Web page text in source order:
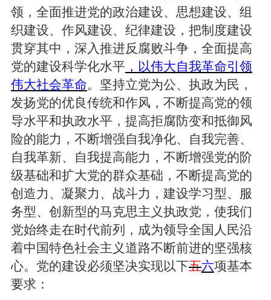
领，全面推进党的政治建设、思想建设、组
织建设、作风建设、纪律建设，把制度建设
贯穿其中，深入推进反腐败斗争，全面提高
党的建设科学化水平，以伟大自我革命引领
伟大社会革命。坚持立党为公、执政为民，
发扬党的优良传统和作风，不断提高党的领
导水平和执政水平，提高拒腐防变和抵御风
险的能力，不断增强自我净化、自我完善、
自我革新、自我提高能力，不断增强党的阶
级基础和扩大党的群众基础，不断提高党的
创造力、凝聚力、战斗力，建设学习型、服
务型、创新型的马克思主义执政党，使我们
党始终走在时代前列，成为领导全国人民沿
着中国特色社会主义道路不断前进的坚强核
心。党的建设必须坚决实现以下五六项基本
要求：